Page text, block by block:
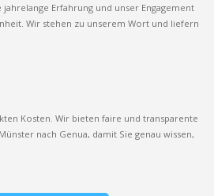
jahrelange Erfahrung und unser Engagement
Wir stehen zu unserem Wort und liefern
Kosten. Wir bieten faire und transparente
nach Genua, damit Sie genau wissen,